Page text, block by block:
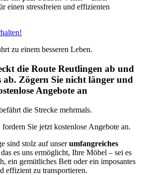
einen stressfreien und effizienten
zu einem besseren Leben.
die Route Reutlingen ab und
ab. Zögern Sie nicht länger und
Angebote an
die Strecke mehrmals.
Sie jetzt kostenlose Angebote an.
sind stolz auf unserumfangreiches
das es uns ermöglicht, Ihre Möbel – sei es
ein gemütliches Bett oder ein imposantes
effizient zu transportieren.